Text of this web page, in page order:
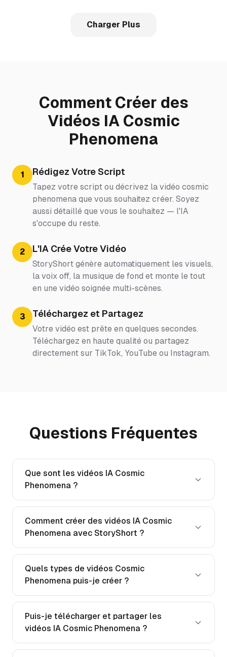
Charger Plus
Comment Créer des
Vidéos IA Cosmic
Phenomena
1 Rédigez Votre Script
Tapez votre script ou décrivez la vidéo cosmic
phenomena que vous souhaitez créer. Soyez
aussi détaillé que vous le souhaitez — l'IA
s'occupe du reste.
2 L'IA Crée Votre Vidéo
StoryShort génère automatiquement les visuels,
la voix off, la musique de fond et monte le tout
en une vidéo soignée multi-scènes.
3 Téléchargez et Partagez
Votre vidéo est prête en quelques secondes.
Téléchargez en haute qualité ou partagez
directement sur TikTok, YouTube ou Instagram.
Questions Fréquentes
Que sont les vidéos IA Cosmic
Phenomena ?
Comment créer des vidéos IA Cosmic
Phenomena avec StoryShort ?
Quels types de vidéos Cosmic
Phenomena puis-je créer ?
Puis-je télécharger et partager les
vidéos IA Cosmic Phenomena ?